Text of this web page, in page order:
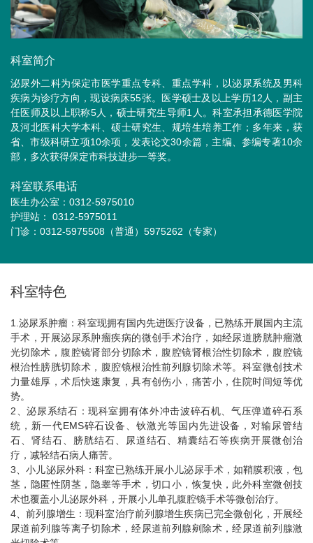
科室简介
泌尿外二科为保定市医学重点专科、重点学科，以泌尿系统及男科
疾病为诊疗方向，现设病床55张。医学硕士及以上学历12人，副主
任医师及以上职称5人，硕士研究生导师1人。科室承担承德医学院
及河北医科大学本科、硕士研究生、规培生培养工作；多年来，获
省、市级科研立项10余项，发表论文30余篇，主编、参编专著10余
部，多次获得保定市科技进步一等奖。
科室联系电话
医生办公室：0312-5975010
护理站： 0312-5975011
门诊：0312-5975508（普通）5975262（专家）
科室特色
1.泌尿系肿瘤：科室现拥有国内先进医疗设备，已熟练开展国内主流
手术，开展泌尿系肿瘤疾病的微创手术治疗，如经尿道膀胱肿瘤激
光切除术，腹腔镜肾部分切除术，腹腔镜肾根治性切除术，腹腔镜
根治性膀胱切除术，腹腔镜根治性前列腺切除术等。科室微创技术
力量雄厚，术后快速康复，具有创伤小，痛苦小，住院时间短等优
势。
2、泌尿系结石：现科室拥有体外冲击波碎石机、气压弹道碎石系
统，新一代EMS碎石设备、钬激光等国内先进设备，对输尿管结
石、肾结石、膀胱结石、尿道结石、精囊结石等疾病开展微创治
疗，减轻结石病人痛苦。
3、小儿泌尿外科：科室已熟练开展小儿泌尿手术，如鞘膜积液，包
茎，隐匿性阴茎，隐睾等手术，切口小，恢复快，此外科室微创技
术也覆盖小儿泌尿外科，开展小儿单孔腹腔镜手术等微创治疗。
4、前列腺增生：现科室治疗前列腺增生疾病已完全微创化，开展经
尿道前列腺等离子切除术，经尿道前列腺剜除术，经尿道前列腺激